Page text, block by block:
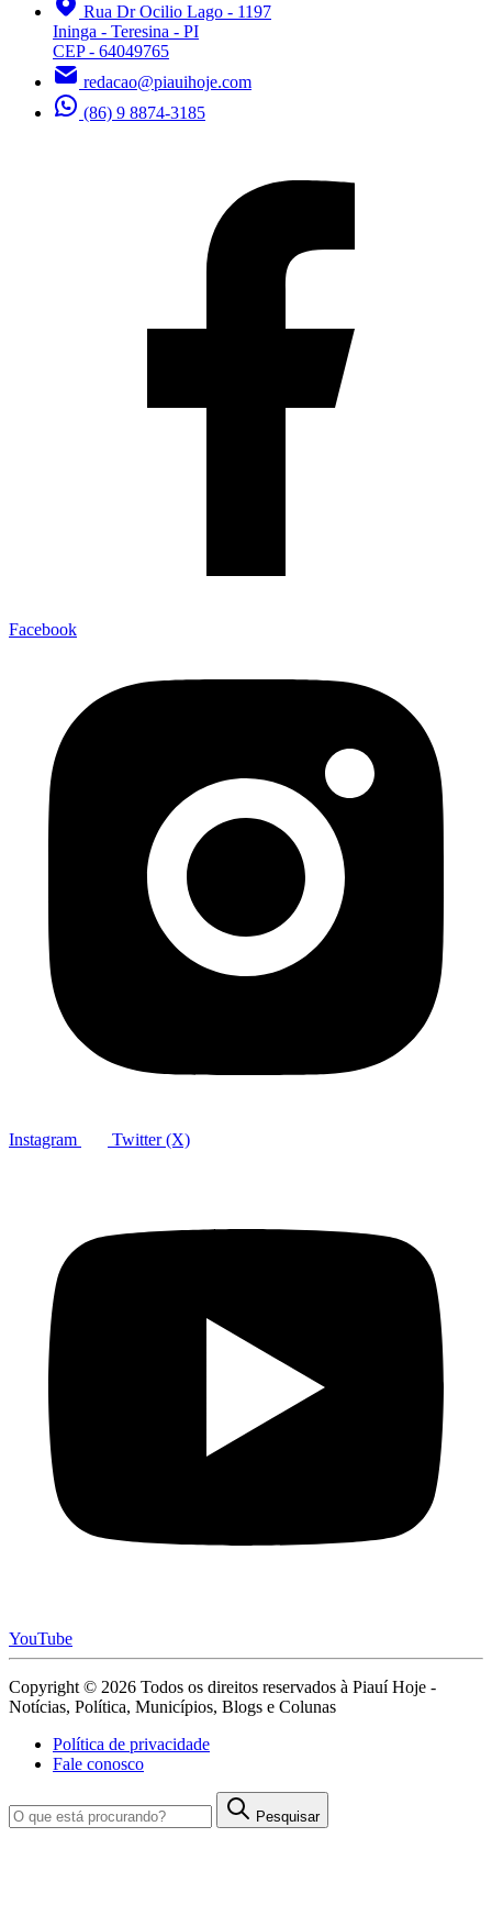
Rua Dr Ocilio Lago - 1197
Ininga - Teresina - PI
CEP - 64049765
redacao@piauihoje.com
(86) 9 8874-3185
Facebook
Instagram Twitter (X)
YouTube
Copyright © 2026 Todos os direitos reservados à Piauí Hoje -
Notícias, Política, Municípios, Blogs e Colunas
Política de privacidade
Fale conosco
Pesquisar